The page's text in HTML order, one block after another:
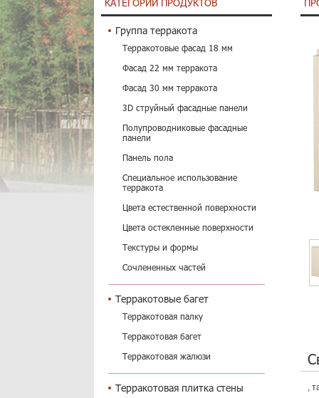
Группа терракота
Терракотовые фасад 18 мм
Фасад 22 мм терракота
Фасад 30 мм терракота
3D струйный фасадные панели
Полупроводниковые фасадные
панели
Панель пола
Специальное использование
терракота
Цвета естественной поверхности
Цвета остекленные поверхности
Текстуры и формы
Сочлененных частей
Терракотовые багет
Терракотовая палку
Терракотовая багет
Терракотовая жалюзи
Терракотовая плитка стены ,